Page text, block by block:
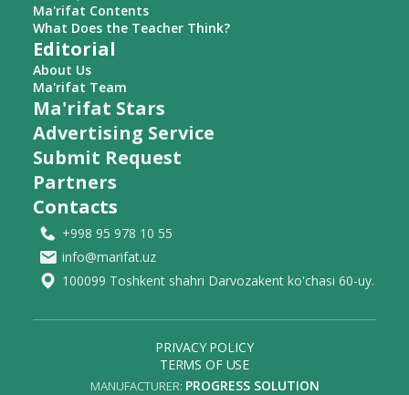
Ma'rifat Contents
What Does the Teacher Think?
Editorial
About Us
Ma'rifat Team
Ma'rifat Stars
Advertising Service
Submit Request
Partners
Contacts
+998 95 978 10 55
info@marifat.uz
100099 Toshkent shahri Darvozakent ko'chasi 60-uy.
MANUFACTURER: PROGRESS SOLUTION
PRIVACY POLICY
TERMS OF USE